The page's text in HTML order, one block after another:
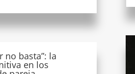
no basta”: la
en los